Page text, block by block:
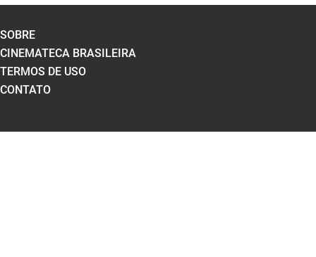
SOBRE
CINEMATECA BRASILEIRA
TERMOS DE USO
CONTATO